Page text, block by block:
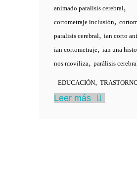
animado paralisis cerebral,
cortometraje inclusión,
paralisis cerebral, ian corto
ian cortometraje, ian una
nos moviliza, parálisis
EDUCACIÓN,
Leer más